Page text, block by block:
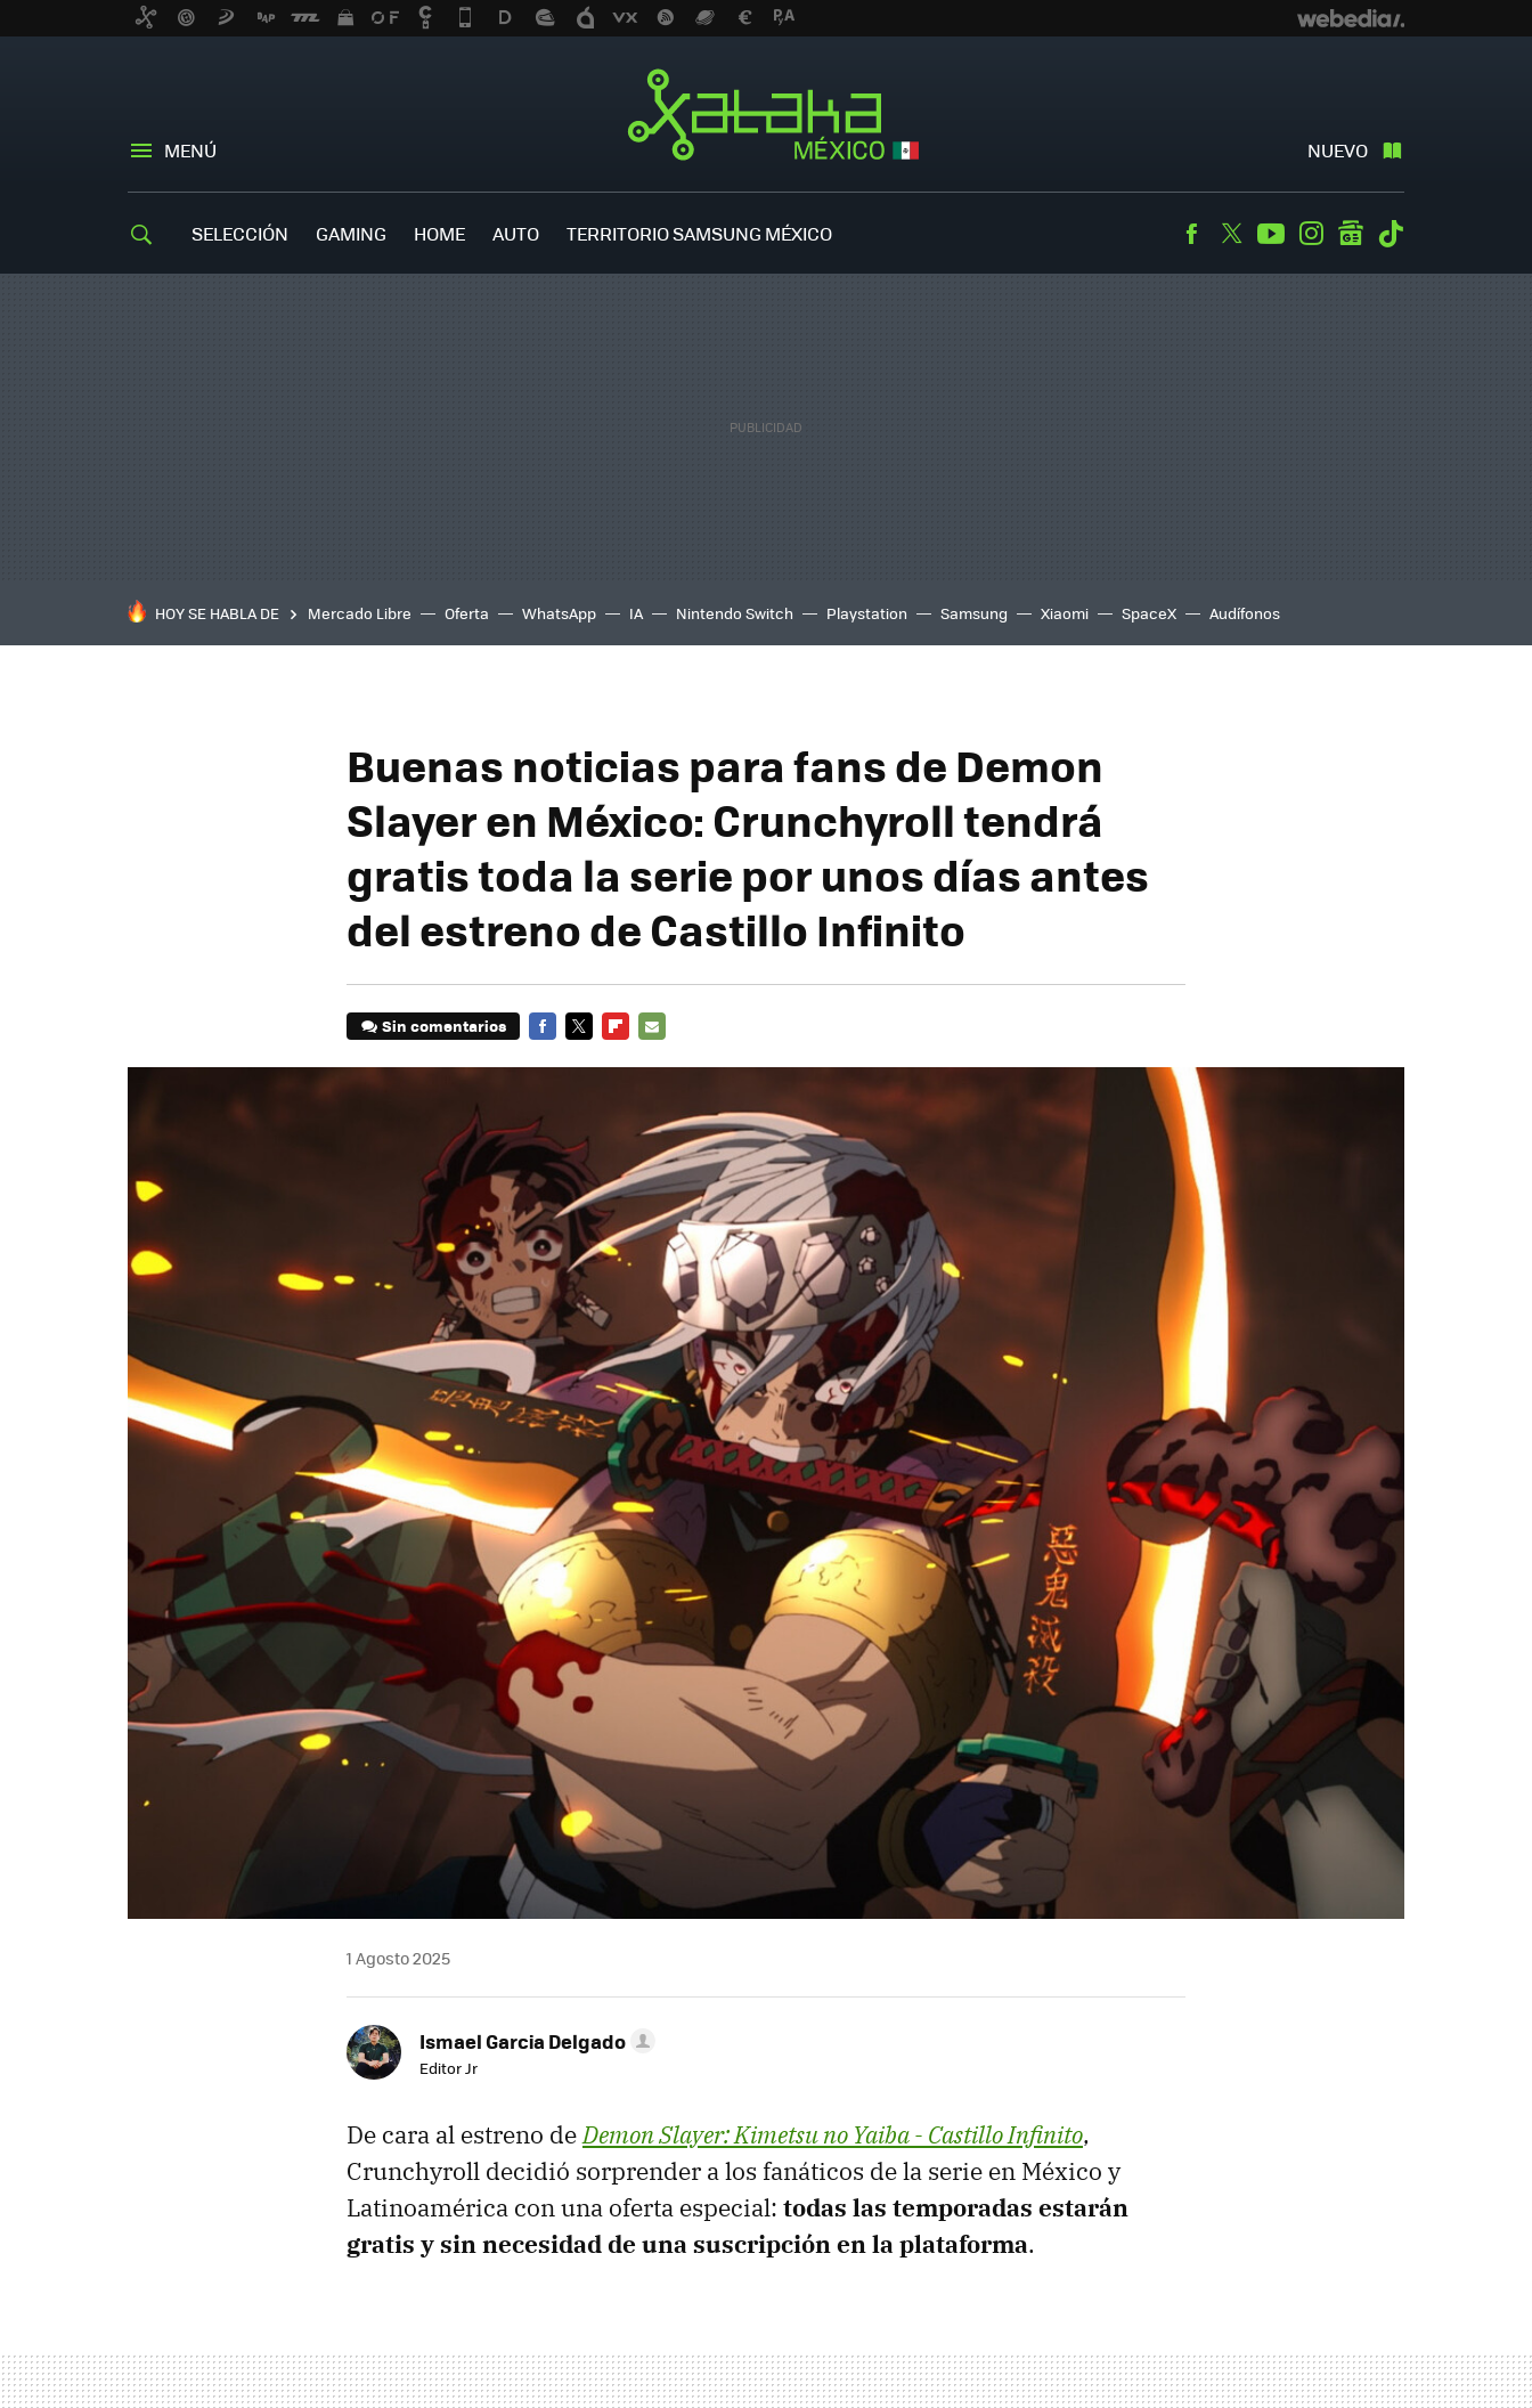
MENÚ NUEVO
SELECCIÓN GAMING HOME AUTO TERRITORIO SAMSUNG MÉXICO Facebook
TwitterYoutubeInstagramgooglenews
HOY SE HABLA DE Mercado Libre Oferta WhatsApp IA Nintendo Switch Playstation Samsung Xiaomi SpaceX Audífonos
Buenas noticias para fans de Demon
Slayer en México: Crunchyroll tendrá
gratis toda la serie por unos días antes
del estreno de Castillo Infinito
Sin comentarios
1 Agosto 2025
Ismael Garcia Delgado
Editor Jr
De cara al estreno deDemon Slayer: Kimetsu no Yaiba - Castillo Infinito,
Crunchyroll decidió sorprender a los fanáticos de la serie en México y
Latinoamérica con una oferta especial: todas las temporadas estarán
gratis y sin necesidad de una suscripción en la plataforma.